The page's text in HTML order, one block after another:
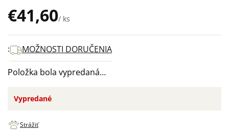
€41,60/ ks
Jednotková
cena:
Vypredané
MOŽNOSTI DORUČENIA
Položka bola vypredaná…
Strážiť